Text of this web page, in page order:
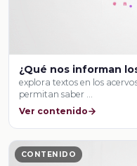
¿Qué nos informan
explora textos en los
permitan saber …
Ver contenido
CONTENIDO